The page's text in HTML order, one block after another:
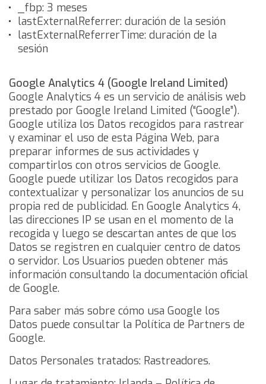
_fbp: 3 meses
lastExternalReferrer: duración de la sesión
lastExternalReferrerTime: duración de la
sesión
Google Analytics 4 (Google Ireland Limited)
Google Analytics 4 es un servicio de análisis web
prestado por Google Ireland Limited (“Google”).
Google utiliza los Datos recogidos para rastrear
y examinar el uso de esta Página Web, para
preparar informes de sus actividades y
compartirlos con otros servicios de Google.
Google puede utilizar los Datos recogidos para
contextualizar y personalizar los anuncios de su
propia red de publicidad. En Google Analytics 4,
las direcciones IP se usan en el momento de la
recogida y luego se descartan antes de que los
Datos se registren en cualquier centro de datos
o servidor. Los Usuarios pueden obtener más
información consultando la documentación oficial
de Google.
Para saber más sobre cómo usa Google los
Datos puede consultar la Política de Partners de
Google.
Datos Personales tratados: Rastreadores.